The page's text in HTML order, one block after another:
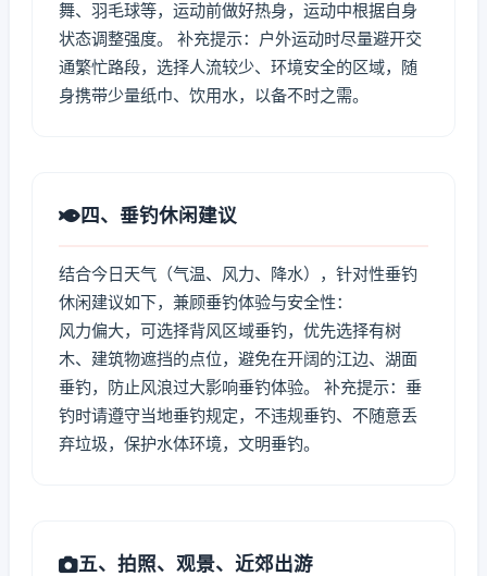
舞、羽毛球等，运动前做好热身，运动中根据自身
状态调整强度。 补充提示：户外运动时尽量避开交
通繁忙路段，选择人流较少、环境安全的区域，随
身携带少量纸巾、饮用水，以备不时之需。
四、垂钓休闲建议
结合今日天气（气温、风力、降水），针对性垂钓
休闲建议如下，兼顾垂钓体验与安全性：
风力偏大，可选择背风区域垂钓，优先选择有树
木、建筑物遮挡的点位，避免在开阔的江边、湖面
垂钓，防止风浪过大影响垂钓体验。 补充提示：垂
钓时请遵守当地垂钓规定，不违规垂钓、不随意丢
弃垃圾，保护水体环境，文明垂钓。
五、拍照、观景、近郊出游